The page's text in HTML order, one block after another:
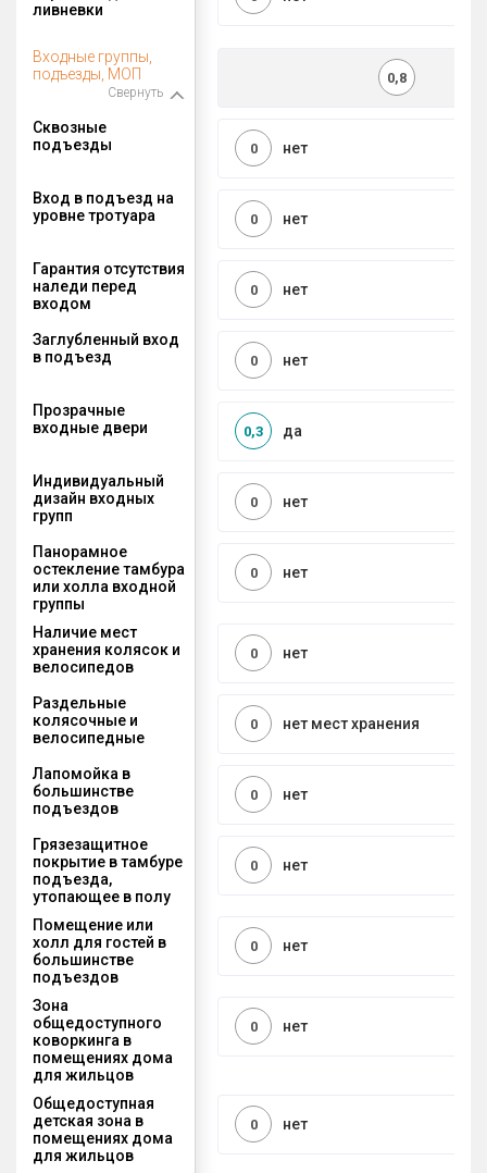
ливневки
Входные группы,
подъезды, МОП
Свернуть
0,8
Сквозные
подъезды
нет
0
Вход в подъезд на
уровне тротуара
нет
0
Гарантия отсутствия
наледи перед
входом
нет
0
Заглубленный вход
в подъезд
нет
0
Прозрачные
входные двери
да
0,3
Индивидуальный
дизайн входных
групп
нет
0
Панорамное
остекление тамбура
или холла входной
группы
нет
0
Наличие мест
хранения колясок и
велосипедов
нет
0
Раздельные
колясочные и
велосипедные
нет мест хранения
0
Лапомойка в
большинстве
подъездов
нет
0
Грязезащитное
покрытие в тамбуре
подъезда,
утопающее в полу
нет
0
Помещение или
холл для гостей в
большинстве
подъездов
нет
0
Зона
общедоступного
коворкинга в
помещениях дома
для жильцов
нет
0
Общедоступная
детская зона в
помещениях дома
для жильцов
нет
0